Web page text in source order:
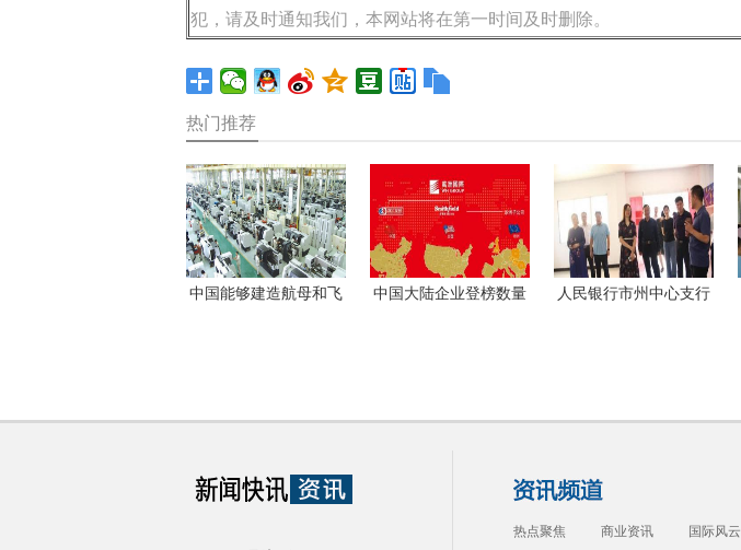
犯，请及时通知我们，本网站将在第一时间及时删除。
热门推荐
中国能够建造航母和飞
中国大陆企业登榜数量
人民银行市州中心支行
热点聚焦 商业资讯 国际风云